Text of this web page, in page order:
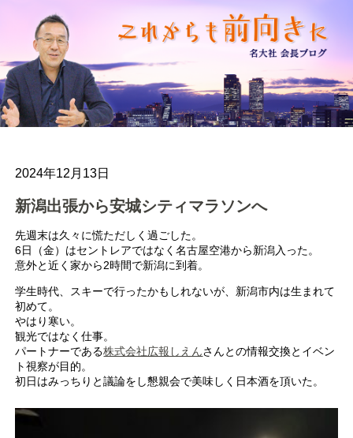
2024年12月13日
新潟出張から安城シティマラソンへ
先週末は久々に慌ただしく過ごした。
6日（金）はセントレアではなく名古屋空港から新潟入った。
意外と近く家から2時間で新潟に到着。
学生時代、スキーで行ったかもしれないが、新潟市内は生まれて
初めて。
やはり寒い。
観光ではなく仕事。
パートナーである株式会社広報しえんさんとの情報交換とイベン
ト視察が目的。
初日はみっちりと議論をし懇親会で美味しく日本酒を頂いた。